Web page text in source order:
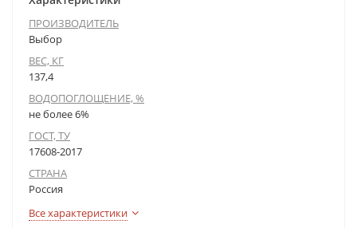
ПРОИЗВОДИТЕЛЬ
Выбор
ВЕС, КГ
137,4
ВОДОПОГЛОЩЕНИЕ, %
не более 6%
ГОСТ, ТУ
17608-2017
СТРАНА
Россия
Все характеристики